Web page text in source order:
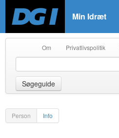
Min Idræt
Om Privatlivspolitik
Søgeguide
Person Info